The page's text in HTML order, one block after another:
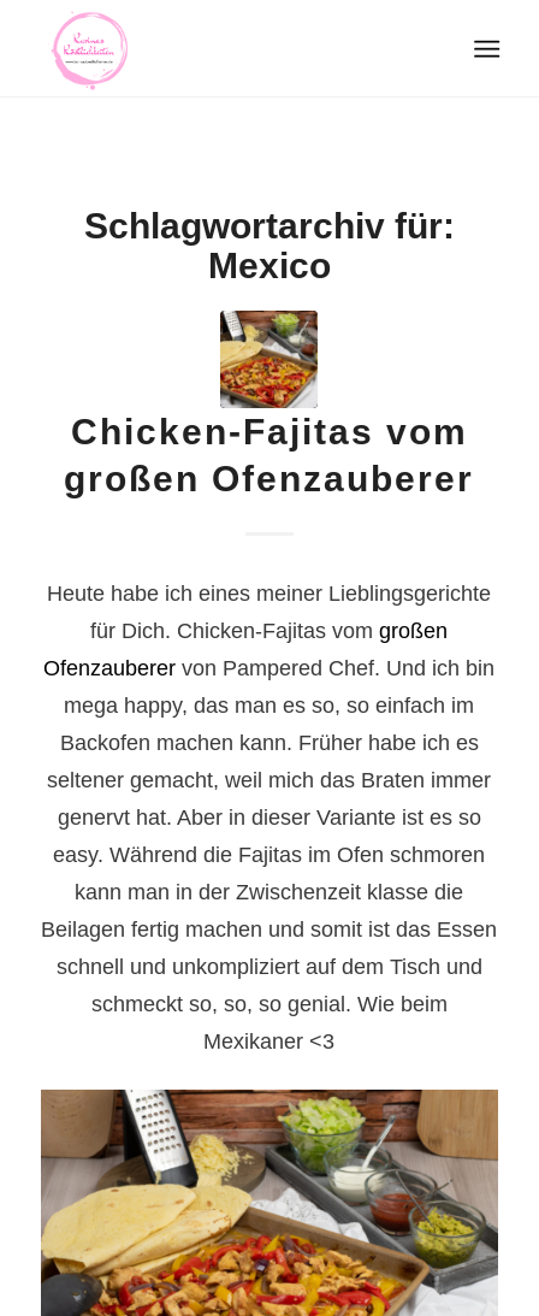
Schlagwortarchiv für:
Mexico
Chicken-Fajitas vom
großen Ofenzauberer
Heute habe ich eines meiner Lieblingsgerichte
für Dich. Chicken-Fajitas vomgroßen
Ofenzauberer von Pampered Chef. Und ich bin
mega happy, das man es so, so einfach im
Backofen machen kann. Früher habe ich es
seltener gemacht, weil mich das Braten immer
genervt hat. Aber in dieser Variante ist es so
easy. Während die Fajitas im Ofen schmoren
kann man in der Zwischenzeit klasse die
Beilagen fertig machen und somit ist das Essen
schnell und unkompliziert auf dem Tisch und
schmeckt so, so, so genial. Wie beim
Mexikaner <3